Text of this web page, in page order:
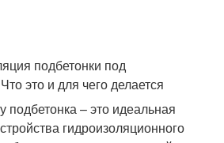
подбетонка – это идеальная
гидроизоляционного